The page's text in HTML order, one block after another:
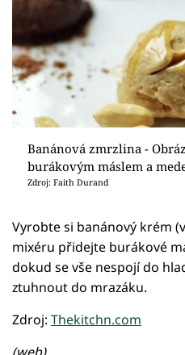
Banánová zmrzlina -
burákovým máslem a
Zdroj: Faith Durand
Vyrobte si banánový krém
mixéru přidejte burákové
dokud se vše nespojí do
ztuhnout do mrazáku.
Zdroj: Thekitchn.com